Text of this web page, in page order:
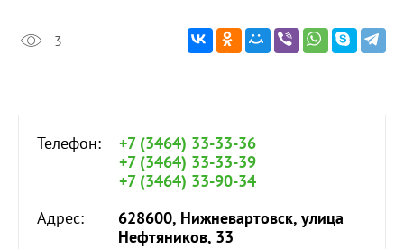
3
Телефон:
+7 (3464) 33-33-36
+7 (3464) 33-33-39
+7 (3464) 33-90-34
Адрес:
628600, Нижневартовск, улица
Нефтяников, 33